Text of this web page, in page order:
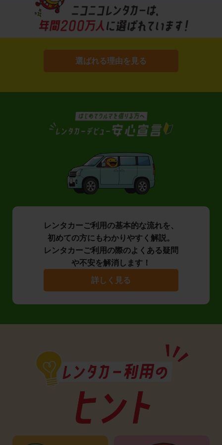
選ばれる理由を見る
レンタカーご利用の基本的な流れを、
初めての方にもわかりやすく解説。
レンタカーご利用の際のよくある疑問
や不安を解消します！
詳しく見る